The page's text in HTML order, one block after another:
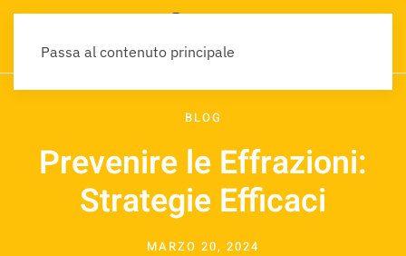
Passa al contenuto principale
BLOG
Prevenire le Effrazioni:
Strategie Efficaci
MARZO 20, 2024